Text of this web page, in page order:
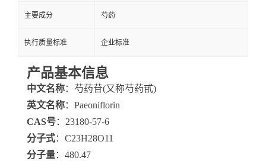
主要成分 芍药
执行质量标准 企业标准
产品基本信息
中文名称：芍药苷(又称芍药甙)
英文名称：Paeoniflorin
CAS号：23180-57-6
分子式：C23H28O11
分子量：480.47